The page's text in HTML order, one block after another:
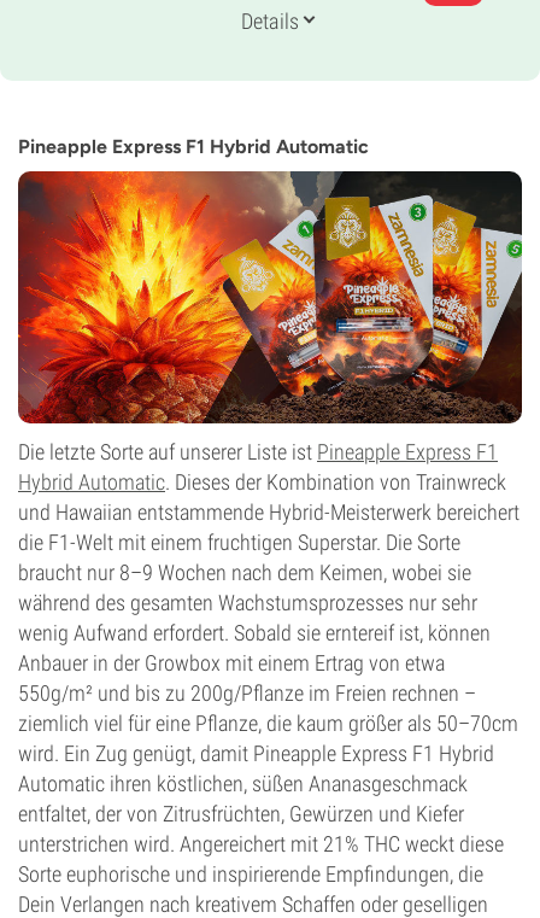
Indicadominierte Autoflower
8-9 wochen von der Saat bis zur Ernte
CBD
Gering
Blütentyp
Autoflowering
Details
Pineapple Express F1 Hybrid Automatic
Die letzte Sorte auf unserer Liste ist Pineapple Express F1
Hybrid Automatic. Dieses der Kombination von Trainwreck
und Hawaiian entstammende Hybrid-Meisterwerk bereichert
die F1-Welt mit einem fruchtigen Superstar. Die Sorte
braucht nur 8–9 Wochen nach dem Keimen, wobei sie
während des gesamten Wachstumsprozesses nur sehr
wenig Aufwand erfordert. Sobald sie erntereif ist, können
Anbauer in der Growbox mit einem Ertrag von etwa
550g/m² und bis zu 200g/Pflanze im Freien rechnen –
ziemlich viel für eine Pflanze, die kaum größer als 50–70cm
wird. Ein Zug genügt, damit Pineapple Express F1 Hybrid
Automatic ihren köstlichen, süßen Ananasgeschmack
entfaltet, der von Zitrusfrüchten, Gewürzen und Kiefer
unterstrichen wird. Angereichert mit 21% THC weckt diese
Sorte euphorische und inspirierende Empfindungen, die
Dein Verlangen nach kreativem Schaffen oder geselligen